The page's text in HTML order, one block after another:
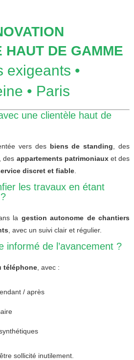
HAUT DE GAMME
exigeants •
• Paris
une clientèle haut de
vers des biens de standing , des
, des appartements patrimoniauxet des
discret et fiable.
les travaux en étant
la gestion autonome de chantiers
, avec un suivi clair et régulier.
informé de l’avancement ?
téléphone, avec :
/ après
sollicité inutilement.